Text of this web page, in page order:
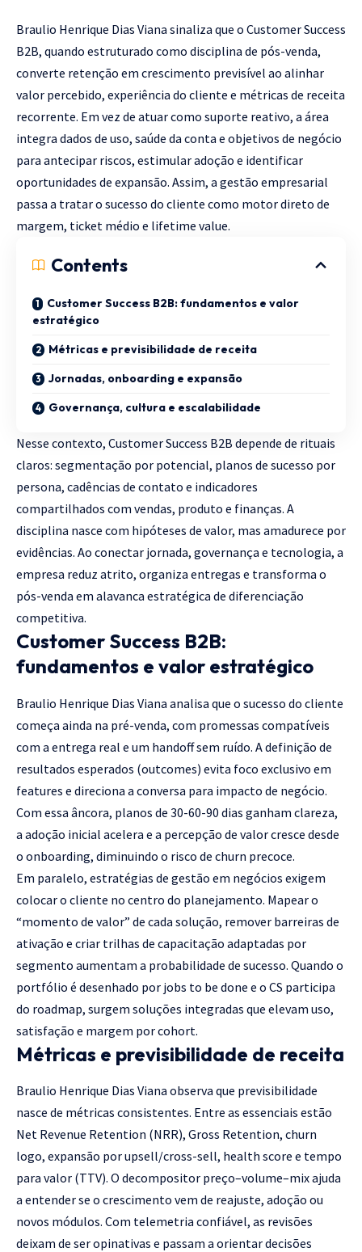
Braulio Henrique Dias Viana sinaliza que o Customer Success
B2B, quando estruturado como disciplina de pós-venda,
converte retenção em crescimento previsível ao alinhar
valor percebido, experiência do cliente e métricas de receita
recorrente. Em vez de atuar como suporte reativo, a área
integra dados de uso, saúde da conta e objetivos de negócio
para antecipar riscos, estimular adoção e identificar
oportunidades de expansão. Assim, a gestão empresarial
passa a tratar o sucesso do cliente como motor direto de
margem, ticket médio e lifetime value.
Contents
Customer Success B2B: fundamentos e valor
estratégico
Métricas e previsibilidade de receita
Jornadas, onboarding e expansão
Governança, cultura e escalabilidade
Nesse contexto, Customer Success B2B depende de rituais
claros: segmentação por potencial, planos de sucesso por
persona, cadências de contato e indicadores
compartilhados com vendas, produto e finanças. A
disciplina nasce com hipóteses de valor, mas amadurece por
evidências. Ao conectar jornada, governança e tecnologia, a
empresa reduz atrito, organiza entregas e transforma o
pós-venda em alavanca estratégica de diferenciação
competitiva.
Customer Success B2B:
fundamentos e valor estratégico
Braulio Henrique Dias Viana analisa que o sucesso do cliente
começa ainda na pré-venda, com promessas compatíveis
com a entrega real e um handoff sem ruído. A definição de
resultados esperados (outcomes) evita foco exclusivo em
features e direciona a conversa para impacto de negócio.
Com essa âncora, planos de 30-60-90 dias ganham clareza,
a adoção inicial acelera e a percepção de valor cresce desde
o onboarding, diminuindo o risco de churn precoce.
Em paralelo, estratégias de gestão em negócios exigem
colocar o cliente no centro do planejamento. Mapear o
“momento de valor” de cada solução, remover barreiras de
ativação e criar trilhas de capacitação adaptadas por
segmento aumentam a probabilidade de sucesso. Quando o
portfólio é desenhado por jobs to be done e o CS participa
do roadmap, surgem soluções integradas que elevam uso,
satisfação e margem por cohort.
Métricas e previsibilidade de receita
Braulio Henrique Dias Viana observa que previsibilidade
nasce de métricas consistentes. Entre as essenciais estão
Net Revenue Retention (NRR), Gross Retention, churn
logo, expansão por upsell/cross-sell, health score e tempo
para valor (TTV). O decompositor preço–volume–mix ajuda
a entender se o crescimento vem de reajuste, adoção ou
novos módulos. Com telemetria confiável, as revisões
deixam de ser opinativas e passam a orientar decisões